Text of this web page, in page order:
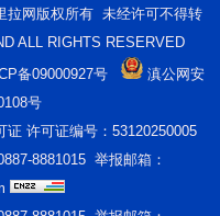
网版权所有 未经许可不得转
ALL RIGHTS RESERVED
备09000927号
滇公网安
号
许可证编号：53120250005
8881015 举报邮箱：